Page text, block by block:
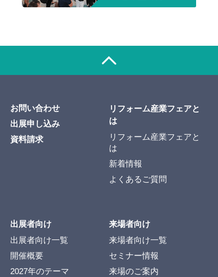
お問い合わせ
出展申し込み
資料請求
リフォーム産業フェアと
は
リフォーム産業フェアと
は
新着情報
よくあるご質問
出展者向け
出展者向け一覧
開催概要
2027年のテーマ
来場者向け
来場者向け一覧
セミナー情報
来場のご案内